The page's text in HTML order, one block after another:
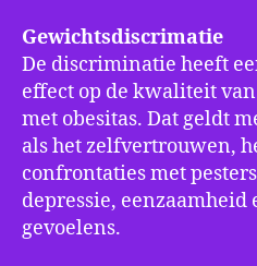
Gewichtsdiscrimatie
De discriminatie heeft
effect op de kwaliteit
met obesitas. Dat geldt
als het zelfvertrouwen,
confrontaties met
depressie, eenzaamheid
gevoelens.